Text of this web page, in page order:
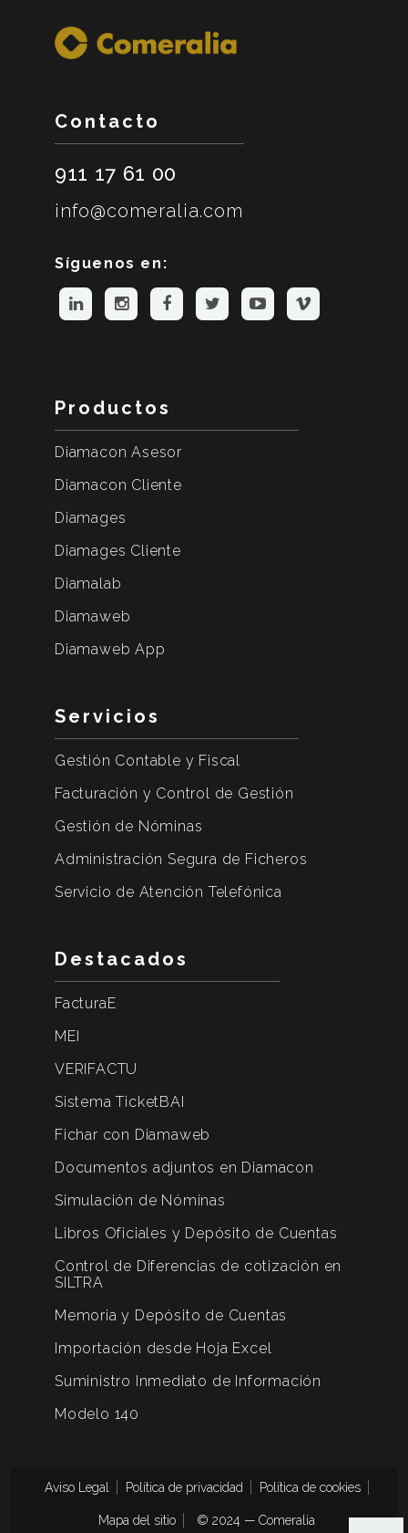
Contacto
911 17 61 00
info@comeralia.com
Síguenos en:
Productos
Diamacon Asesor
Diamacon Cliente
Diamages
Diamages Cliente
Diamalab
Diamaweb
Diamaweb App
Servicios
Gestión Contable y Fiscal
Facturación y Control de Gestión
Gestión de Nóminas
Administración Segura de Ficheros
Servicio de Atención Telefónica
Destacados
FacturaE
MEI
VERIFACTU
Sistema TicketBAI
Fichar con Diamaweb
Documentos adjuntos en Diamacon
Simulación de Nóminas
Libros Oficiales y Depósito de Cuentas
Control de Diferencias de cotización en
SILTRA
Memoria y Depósito de Cuentas
Importación desde Hoja Excel
Suministro Inmediato de Información
Modelo 140
Aviso Legal Política de privacidad Política de cookies
Mapa del sitio © 2024 — Comeralia